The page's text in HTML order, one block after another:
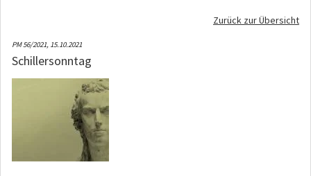
Zurück zur Übersicht
PM 56/2021, 15.10.2021
Schillersonntag